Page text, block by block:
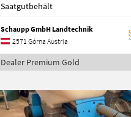
Saatgutbehält
Schaupp GmbH Landtechnik
2571 Górna Austria
Dealer Premium Gold